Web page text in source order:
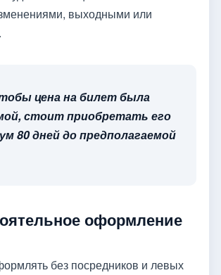
выходными или
цена на билет была
стоит приобретать его
80 дней до предполагаемой
оформление
без посредников и левых